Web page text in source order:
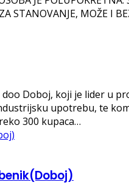
STANOVANJE, MOŽE I
Doboj, koji je lider u
upotrebu, te
300 kupaca…